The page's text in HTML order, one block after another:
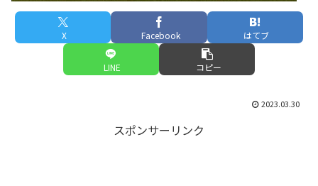
X Facebook はてブ
LINE コピー
2023.03.30
スポンサーリンク